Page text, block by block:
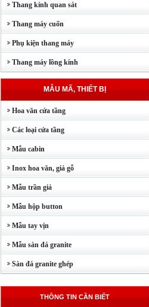
Thang kính quan sát
Thang máy cuốn
Phụ kiện thang máy
Thang máy lồng kính
MẪU MÃ, THIẾT BỊ
Hoa văn cửa tầng
Các loại cửa tầng
Mẫu cabin
Inox hoa văn, giả gỗ
Mẫu trần giả
Mẫu hộp button
Mẫu tay vịn
Mẫu sàn đá granite
Sàn đá granite ghép
THÔNG TIN CẦN BIẾT